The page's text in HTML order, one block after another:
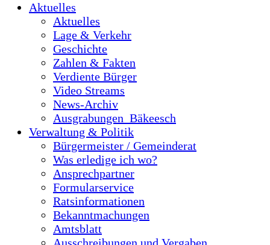
Aktuelles
Aktuelles
Lage & Verkehr
Geschichte
Zahlen & Fakten
Verdiente Bürger
Video Streams
News-Archiv
Ausgrabungen_Bäkeesch
Verwaltung & Politik
Bürgermeister / Gemeinderat
Was erledige ich wo?
Ansprechpartner
Formularservice
Ratsinformationen
Bekanntmachungen
Amtsblatt